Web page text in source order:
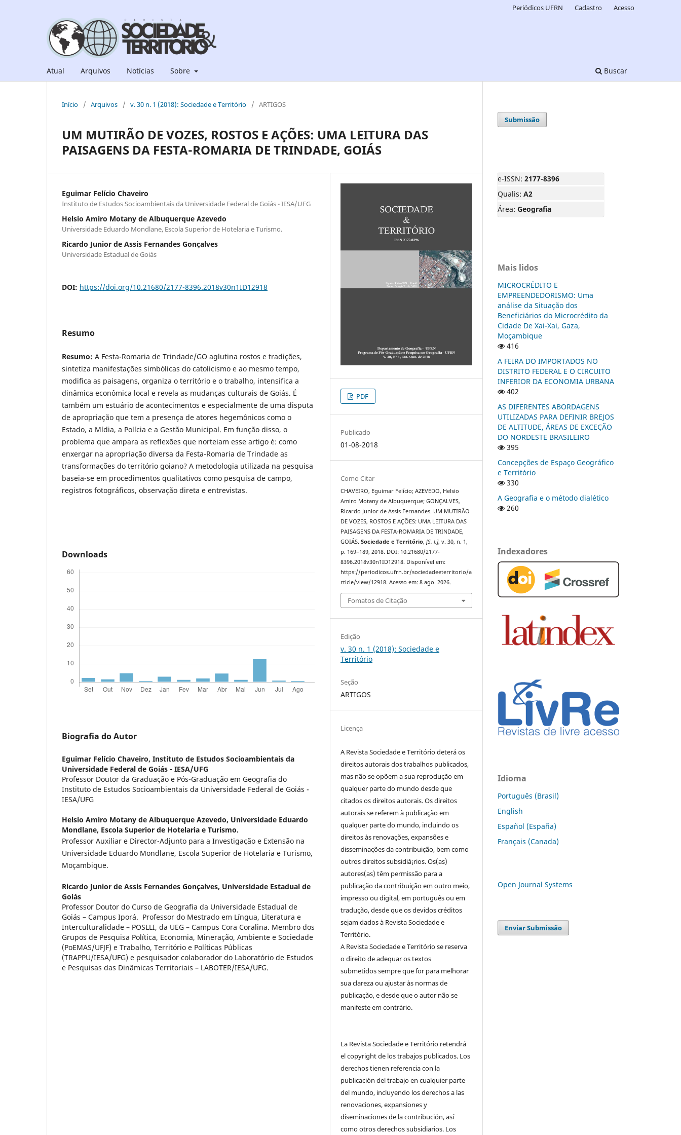
Atual Arquivos Notícias Sobre Buscar
Periódicos UFRN Cadastro Acesso
Início / Arquivos / v. 30 n. 1 (2018): Sociedade e Território / ARTIGOS
UM MUTIRÃO DE VOZES, ROSTOS E AÇÕES: UMA LEITURA DAS
PAISAGENS DA FESTA-ROMARIA DE TRINDADE, GOIÁS
Eguimar Felício Chaveiro
Instituto de Estudos Socioambientais da Universidade Federal de Goiás - IESA/UFG
Helsio Amiro Motany de Albuquerque Azevedo
Universidade Eduardo Mondlane, Escola Superior de Hotelaria e Turismo.
Ricardo Junior de Assis Fernandes Gonçalves
Universidade Estadual de Goiás
DOI: https://doi.org/10.21680/2177-8396.2018v30n1ID12918
Resumo
Resumo: A Festa-Romaria de Trindade/GO aglutina rostos e tradições,
sintetiza manifestações simbólicas do catolicismo e ao mesmo tempo,
modifica as paisagens, organiza o território e o trabalho, intensifica a
dinâmica econômica local e revela as mudanças culturais de Goiás. É
também um estuário de acontecimentos e especialmente de uma disputa
de apropriação que tem a presença de atores hegemônicos como o
Estado, a Mídia, a Polícia e a Gestão Municipal. Em função disso, o
problema que ampara as reflexões que norteiam esse artigo é: como
enxergar na apropriação diversa da Festa-Romaria de Trindade as
transformações do território goiano? A metodologia utilizada na pesquisa
baseia-se em procedimentos qualitativos como pesquisa de campo,
registros fotográficos, observação direta e entrevistas.
Downloads
Biografia do Autor
Eguimar Felício Chaveiro, Instituto de Estudos Socioambientais da
Universidade Federal de Goiás - IESA/UFG
Professor Doutor da Graduação e Pós-Graduação em Geografia do
Instituto de Estudos Socioambientais da Universidade Federal de Goiás -
IESA/UFG
Helsio Amiro Motany de Albuquerque Azevedo, Universidade Eduardo
Mondlane, Escola Superior de Hotelaria e Turismo.
Professor Auxiliar e Director-Adjunto para a Investigação e Extensão na
Universidade Eduardo Mondlane, Escola Superior de Hotelaria e Turismo,
Moçambique.
Ricardo Junior de Assis Fernandes Gonçalves, Universidade Estadual de
Goiás
Professor Doutor do Curso de Geografia da Universidade Estadual de
Goiás – Campus Iporá. Professor do Mestrado em Língua, Literatura e
Interculturalidade – POSLLI, da UEG – Campus Cora Coralina. Membro dos
Grupos de Pesquisa Política, Economia, Mineração, Ambiente e Sociedade
(PoEMAS/UFJF) e Trabalho, Território e Políticas Públicas
(TRAPPU/IESA/UFG) e pesquisador colaborador do Laboratório de Estudos
e Pesquisas das Dinâmicas Territoriais – LABOTER/IESA/UFG.
PDF
Publicado
01-08-2018
Como Citar
CHAVEIRO, Eguimar Felício; AZEVEDO, Helsio
Amiro Motany de Albuquerque; GONÇALVES,
Ricardo Junior de Assis Fernandes. UM MUTIRÃO
DE VOZES, ROSTOS E AÇÕES: UMA LEITURA DAS
PAISAGENS DA FESTA-ROMARIA DE TRINDADE,
GOIÁS.Sociedade e Território,[S. l.], v. 30, n. 1,
p. 169–189, 2018. DOI: 10.21680/2177-
8396.2018v30n1ID12918. Disponível em:
https://periodicos.ufrn.br/sociedadeeterritorio/a
rticle/view/12918. Acesso em: 8 ago. 2026.
Fomatos de Citação
Edição
v. 30 n. 1 (2018): Sociedade e
Território
Seção
ARTIGOS
Licença
A Revista Sociedade e Território deterá os
direitos autorais dos trabalhos publicados,
mas não se opõem a sua reprodução em
qualquer parte do mundo desde que
citados os direitos autorais. Os direitos
autorais se referem à publicação em
qualquer parte do mundo, incluindo os
direitos às renovações, expansões e
disseminações da contribuição, bem como
outros direitos subsidiá¡rios. Os(as)
autores(as) têm permissão para a
publicação da contribuição em outro meio,
impresso ou digital, em português ou em
tradução, desde que os devidos créditos
sejam dados à Revista Sociedade e
Território.
A Revista Sociedade e Território se reserva
o direito de adequar os textos
submetidos sempre que for para melhorar
sua clareza ou ajustar às normas de
publicação, e desde que o autor não se
manifeste em contrário.
La Revista Sociedade e Território retendrá
el copyright de los trabajos publicados. Los
derechos tienen referencia con la
publicación del trabajo en cualquier parte
del mundo, incluyendo los derechos a las
renovaciones, expansiones y
diseminaciones de la contribución, así
como otros derechos subsidiarios. Los
Submissão
e-ISSN: 2177-8396
Qualis: A2
Área: Geografia
Mais lidos
MICROCRÉDITO E
EMPREENDEDORISMO: Uma
análise da Situação dos
Beneficiários do Microcrédito da
Cidade De Xai-Xai, Gaza,
Moçambique
416
A FEIRA DO IMPORTADOS NO
DISTRITO FEDERAL E O CIRCUITO
INFERIOR DA ECONOMIA URBANA
402
AS DIFERENTES ABORDAGENS
UTILIZADAS PARA DEFINIR BREJOS
DE ALTITUDE, ÁREAS DE EXCEÇÃO
DO NORDESTE BRASILEIRO
395
Concepções de Espaço Geográfico
e Território
330
A Geografia e o método dialético
260
Indexadores
Idioma
Português (Brasil)
English
Español (España)
Français (Canada)
Open Journal Systems
Enviar Submissão